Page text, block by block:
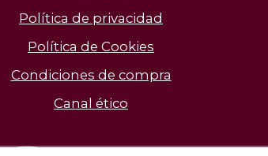
Política de privacidad
Política de Cookies
Condiciones de compra
Canal ético